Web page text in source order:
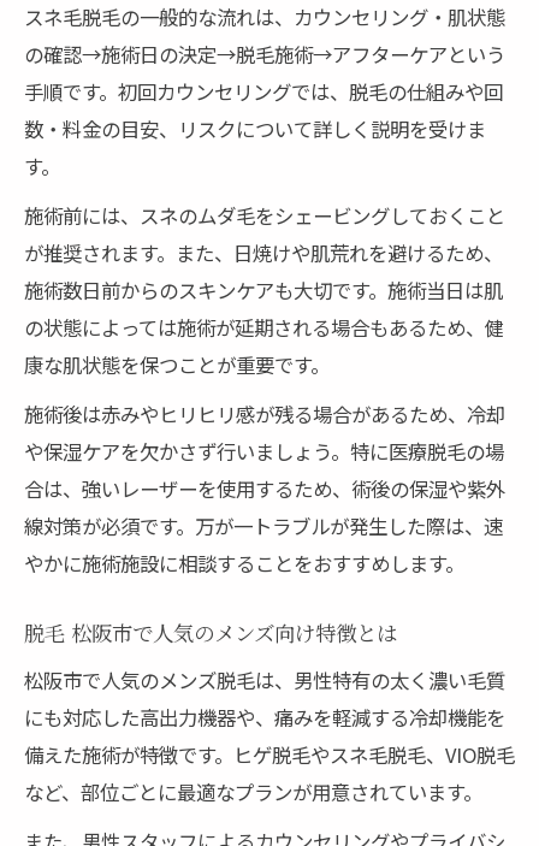
スネ毛脱毛の一般的な流れは、カウンセリング・肌状態
の確認→施術日の決定→脱毛施術→アフターケアという
手順です。初回カウンセリングでは、脱毛の仕組みや回
数・料金の目安、リスクについて詳しく説明を受けま
す。
施術前には、スネのムダ毛をシェービングしておくこと
が推奨されます。また、日焼けや肌荒れを避けるため、
施術数日前からのスキンケアも大切です。施術当日は肌
の状態によっては施術が延期される場合もあるため、健
康な肌状態を保つことが重要です。
施術後は赤みやヒリヒリ感が残る場合があるため、冷却
や保湿ケアを欠かさず行いましょう。特に医療脱毛の場
合は、強いレーザーを使用するため、術後の保湿や紫外
線対策が必須です。万が一トラブルが発生した際は、速
やかに施術施設に相談することをおすすめします。
脱毛 松阪市で人気のメンズ向け特徴とは
松阪市で人気のメンズ脱毛は、男性特有の太く濃い毛質
にも対応した高出力機器や、痛みを軽減する冷却機能を
備えた施術が特徴です。ヒゲ脱毛やスネ毛脱毛、VIO脱毛
など、部位ごとに最適なプランが用意されています。